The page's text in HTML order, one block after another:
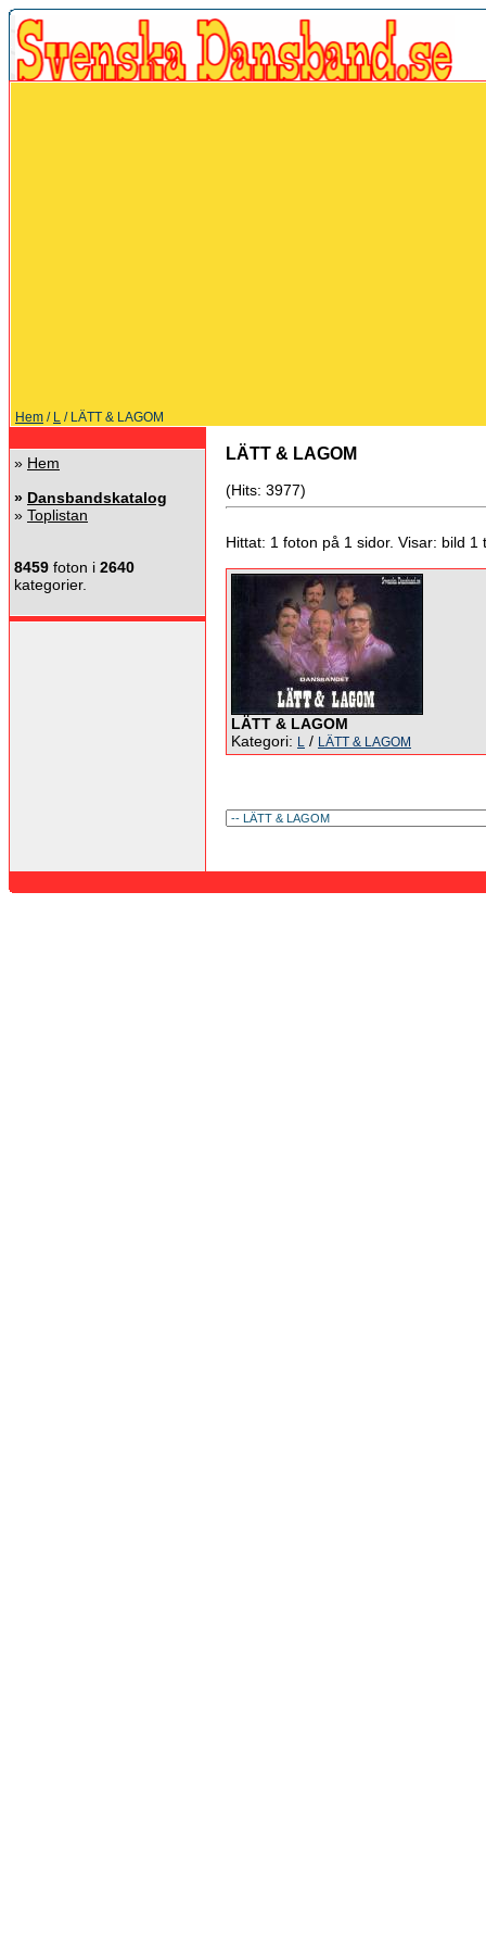
Hem / L / LÄTT & LAGOM
» Hem
» Dansbandskatalog
» Toplistan
8459 foton i 2640
kategorier.
LÄTT & LAGOM
(Hits: 3977)
Hittat: 1 foton på 1 sidor. Visar: bild 1
LÄTT & LAGOM
Kategori: L / LÄTT & LAGOM